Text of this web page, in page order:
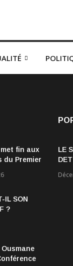
fin aux
du Premier
IL SON
?
LE